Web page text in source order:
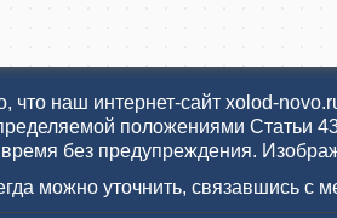
наш интернет-сайт xolod-
положениями Статьи
без предупреждения.
можно уточнить, связавшись с